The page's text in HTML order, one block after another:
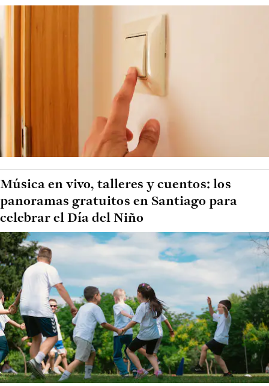
Música en vivo, talleres y cuentos: los
panoramas gratuitos en Santiago para
celebrar el Día del Niño